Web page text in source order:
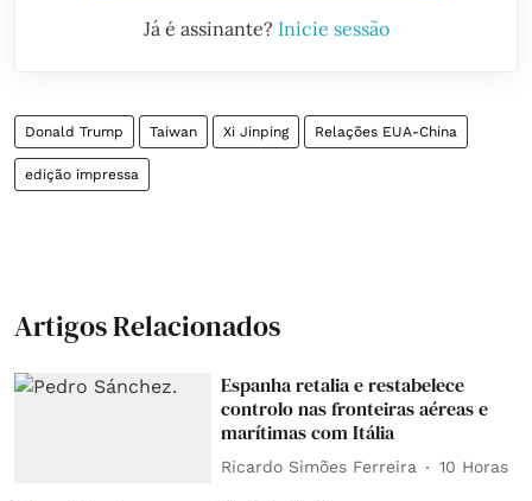
Já é assinante? Inicie sessão
Donald Trump Taiwan Xi Jinping Relações EUA-China
edição impressa
Artigos Relacionados
Espanha retalia e restabelece
controlo nas fronteiras aéreas e
marítimas com Itália
Ricardo Simões Ferreira 10 Horas